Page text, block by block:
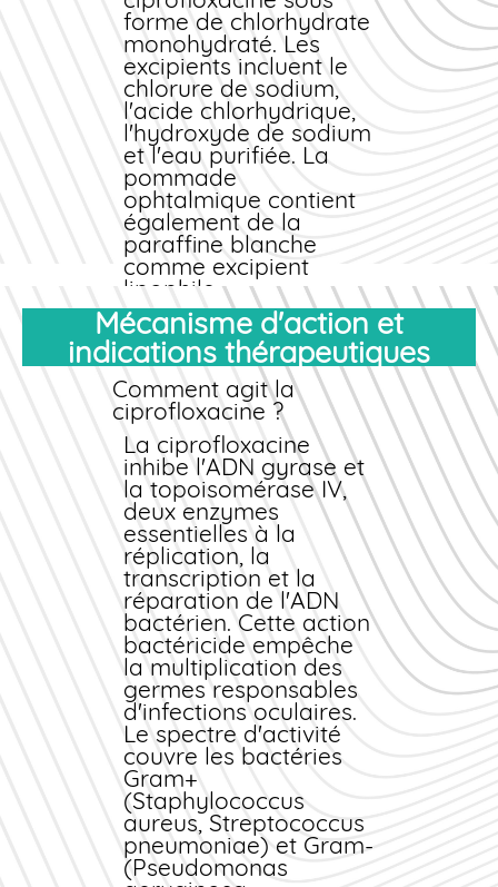
pharmaceutiques
nécessaires. La
livraison se fait en
colis discret,
directement à votre
domicile en France
métropolitaine ou
dans les départements
d'outre-mer.
forme de chlorhydrate
monohydraté. Les
excipients incluent le
chlorure de sodium,
l'acide chlorhydrique,
l'hydroxyde de sodium
et l'eau purifiée. La
pommade
ophtalmique contient
également de la
paraffine blanche
comme excipient
lipophile.
Formes
pharmaceutiques
Le Ciloxan existe sous
deux formes
galéniques principales
:
Collyre en solution
stérile (flacons de 5 ml)
Pommade ophtalmique
(tubes de 3,5 g)
Le choix entre ces
deux formes dépend
de la nature et de la
localisation de
l'infection oculaire. Le
collyre convient mieux
aux conjonctivites
aiguës, tandis que la
pommade est
préférée pour les
atteintes cornéennes
profondes nécessitant
un contact prolongé.
Laboratoire fabricant
Mécanisme d'action et
indications thérapeutiques
Comment agit la
ciprofloxacine ?
La ciprofloxacine
inhibe l'ADN gyrase et
la topoisomérase IV,
deux enzymes
essentielles à la
réplication, la
transcription et la
réparation de l'ADN
bactérien. Cette action
bactéricide empêche
la multiplication des
germes responsables
d'infections oculaires.
Le spectre d'activité
couvre les bactéries
Gram+
(Staphylococcus
aureus, Streptococcus
pneumoniae) et Gram-
(Pseudomonas